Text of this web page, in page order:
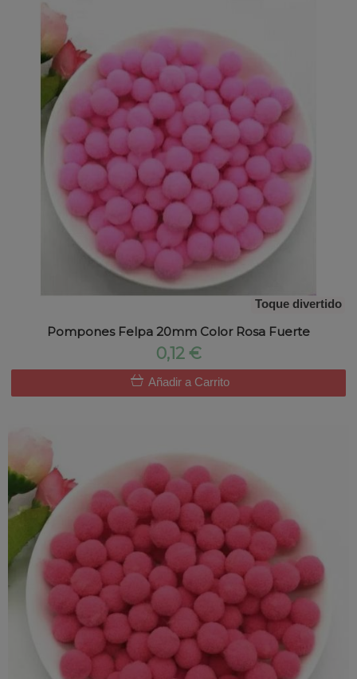
Toque divertido
Pompones Felpa 20mm Color Rosa Fuerte
0,12 €
Añadir a Carrito